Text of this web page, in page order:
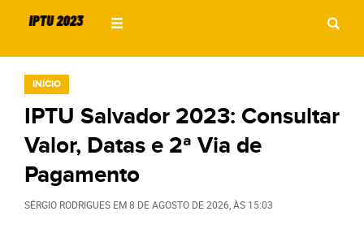
INÍCIO
IPTU Salvador 2023: Consultar
Valor, Datas e 2ª Via de
Pagamento
SÉRGIO RODRIGUES EM8 DE AGOSTO DE 2026 , ÀS 15:03